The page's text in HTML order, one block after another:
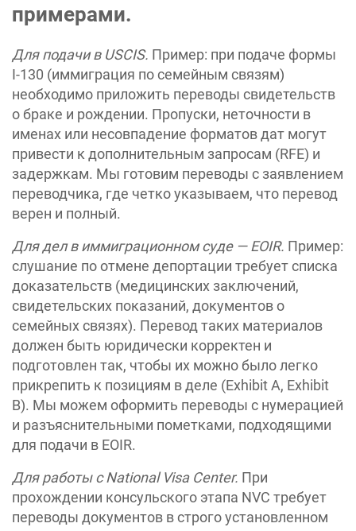
примерами.
Для подачи в USCIS. Пример: при подаче формы
I-130 (иммиграция по семейным связям)
необходимо приложить переводы свидетельств
о браке и рождении. Пропуски, неточности в
именах или несовпадение форматов дат могут
привести к дополнительным запросам (RFE) и
задержкам. Мы готовим переводы с заявлением
переводчика, где четко указываем, что перевод
верен и полный.
Для дел в иммиграционном суде — EOIR. Пример:
слушание по отмене депортации требует списка
доказательств (медицинских заключений,
свидетельских показаний, документов о
семейных связях). Перевод таких материалов
должен быть юридически корректен и
подготовлен так, чтобы их можно было легко
прикрепить к позициям в деле (Exhibit A, Exhibit
B). Мы можем оформить переводы с нумерацией
и разъяснительными пометками, подходящими
для подачи в EOIR.
Для работы сNational Visa Center. При
прохождении консульского этапа NVC требует
переводы документов в строго установленном